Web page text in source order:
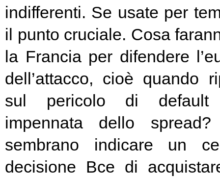
indifferenti. Se usate per
il punto cruciale. Cosa
la Francia per difendere
dell’attacco, cioè quando
sul pericolo di default
impennata dello
sembrano indicare un
decisione Bce di